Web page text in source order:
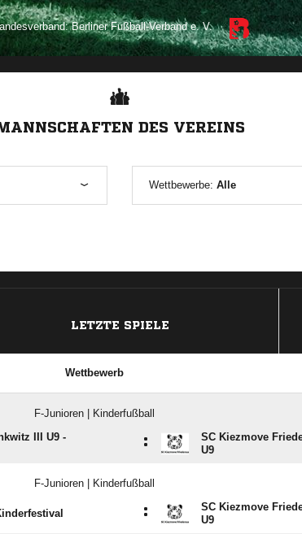
Berliner Fußball-Verband e. V.
DES VEREINS
Wettbewerbe: Alle
LETZTE SPIELE
Wettbewerb
F-Junioren | Kinderfußball
III U9 -
:
SC Kiezmove
U9
F-Junioren | Kinderfußball
:
SC Kiezmove
U9